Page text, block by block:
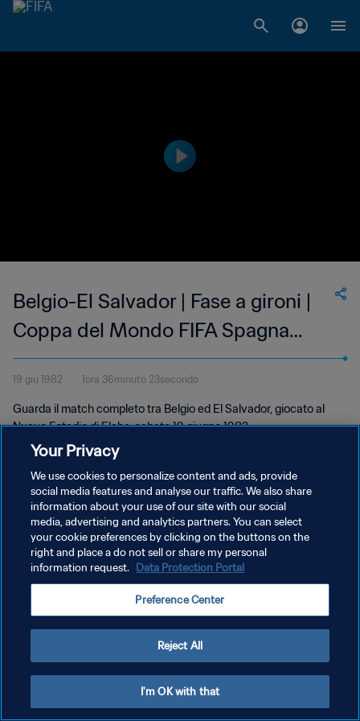
Belgio-El Salvador | Fase a gironi |
Coppa del Mondo FIFA Spagna
1982 | Match completo
19 giu 1982 1ora 36minuto 23secondo
Guarda il match completo tra Belgio ed El Salvador, giocato al
Nuevo Estadio di Elche, sabato 19 giugno 1982.
PRIVACY POLICY
TERMINI DI SERVIZIO
GESTISCI LE TUE PREFERENZE PER I COOKIES
Your Privacy
We use cookies to personalize content and ads, provide
social media features and analyse our traffic. We also share
information about your use of our site with our social
media, advertising and analytics partners. You can select
your cookie preferences by clicking on the buttons on the
right and place a do not sell or share my personal
information request. Data Protection Portal
Preference Center
Reject All
I'm OK with that